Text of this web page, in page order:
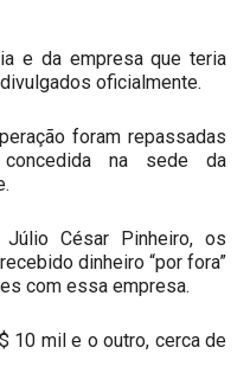
e da empresa que teria
oficialmente.
foram repassadas
na sede da
César Pinheiro, os
dinheiro “por fora”
com essa empresa.
10 mil e o outro, cerca de